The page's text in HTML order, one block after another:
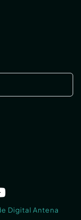
Digital Antena